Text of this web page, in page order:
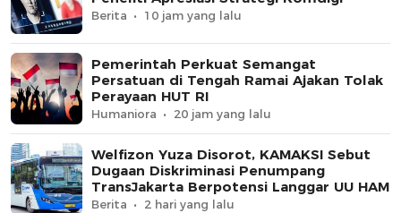
Berita 10 jam yang lalu
Pemerintah Perkuat Semangat
Persatuan di Tengah Ramai Ajakan Tolak
Perayaan HUT RI
Humaniora 20 jam yang lalu
Welfizon Yuza Disorot, KAMAKSI Sebut
Dugaan Diskriminasi Penumpang
TransJakarta Berpotensi Langgar UU HAM
Berita 2 hari yang lalu